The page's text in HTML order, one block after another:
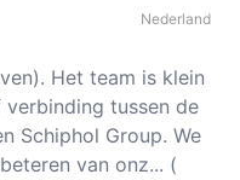
Nederland
Het team is klein
tussen de
Schiphol Group. We
van onz... (